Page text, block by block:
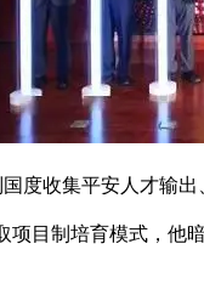
度收集平安人才输
目制培育模式，他暗